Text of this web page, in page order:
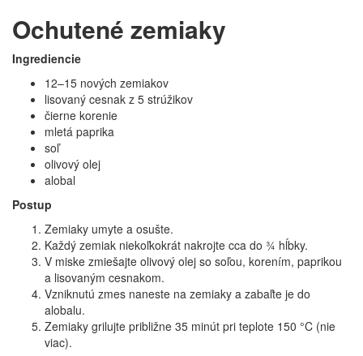
Ochutené zemiaky
Ingrediencie
12–15 nových zemiakov
lisovaný cesnak z 5 strúžikov
čierne korenie
mletá paprika
soľ
olivový olej
alobal
Postup
Zemiaky umyte a osušte.
Každý zemiak niekoľkokrát nakrojte cca do ¾ hĺbky.
V miske zmiešajte olivový olej so soľou, korením, paprikou
a lisovaným cesnakom.
Vzniknutú zmes naneste na zemiaky a zabaľte je do
alobalu.
Zemiaky grilujte približne 35 minút pri teplote 150 °C (nie
viac).